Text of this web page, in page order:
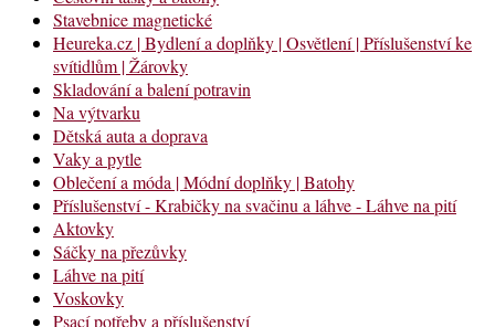
Stavebnice magnetické
Heureka.cz | Bydlení a doplňky | Osvětlení | Příslušenství ke
svítidlům | Žárovky
Skladování a balení potravin
Na výtvarku
Dětská auta a doprava
Vaky a pytle
Oblečení a móda | Módní doplňky | Batohy
Příslušenství - Krabičky na svačinu a láhve - Láhve na pití
Aktovky
Sáčky na přezůvky
Láhve na pití
Voskovky
Psací potřeby a příslušenství